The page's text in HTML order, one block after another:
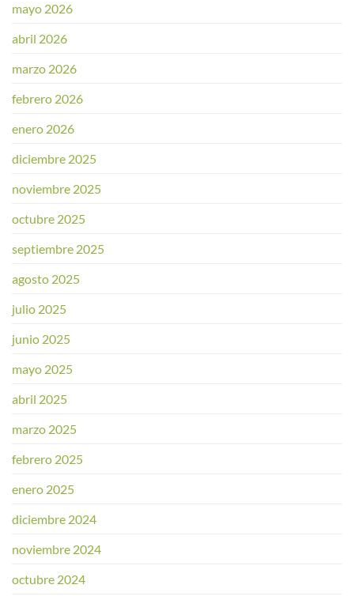
mayo 2026
abril 2026
marzo 2026
febrero 2026
enero 2026
diciembre 2025
noviembre 2025
octubre 2025
septiembre 2025
agosto 2025
julio 2025
junio 2025
mayo 2025
abril 2025
marzo 2025
febrero 2025
enero 2025
diciembre 2024
noviembre 2024
octubre 2024